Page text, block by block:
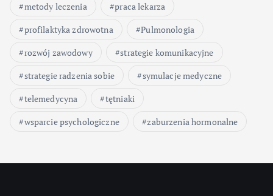
metody leczenia
praca lekarza
profilaktyka zdrowotna
Pulmonologia
rozwój zawodowy
strategie komunikacyjne
strategie radzenia sobie
symulacje medyczne
telemedycyna
tętniaki
wsparcie psychologiczne
zaburzenia hormonalne